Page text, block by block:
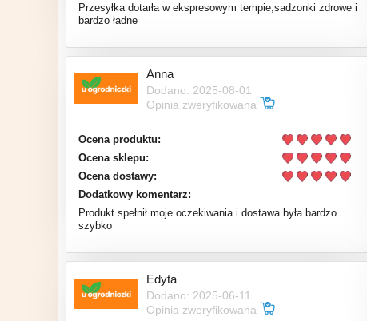
Przesyłka dotarła w ekspresowym tempie,sadzonki zdrowe i
bardzo ładne
Anna
Dodano: 2025-08-01
Opinia zweryfikowana
Ocena produktu:
Ocena sklepu:
Ocena dostawy:
Dodatkowy komentarz:
Produkt spełnił moje oczekiwania i dostawa była bardzo
szybko
Edyta
Dodano: 2025-06-11
Opinia zweryfikowana